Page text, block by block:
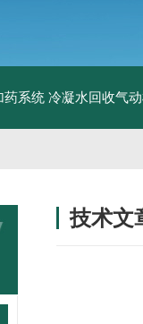
药系统 冷凝水回收气
技术文